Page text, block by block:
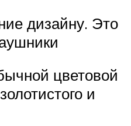
дизайну. Это
цветовой
и